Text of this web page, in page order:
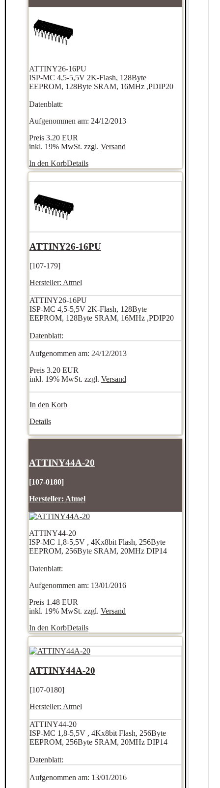
ATTINY26-16PU
ISP-MC 4,5-5,5V 2K-Flash, 128Byte
EEPROM, 128Byte SRAM, 16MHz ,PDIP20
Datenblatt:
Aufgenommen am: 24/12/2013
Preis 3.20 EUR
inkl. 19% MwSt. zzgl. Versand
In den KorbDetails
ATTINY26-16PU
[107-179]
Hersteller: Atmel
ATTINY26-16PU
ISP-MC 4,5-5,5V 2K-Flash, 128Byte
EEPROM, 128Byte SRAM, 16MHz ,PDIP20
Datenblatt:
Aufgenommen am: 24/12/2013
Preis 3.20 EUR
inkl. 19% MwSt. zzgl. Versand
In den Korb
Details
ATTINY44A-20
[107-0180]
Hersteller: Atmel
ATTINY44-20
ISP-MC 1,8-5,5V , 4Kx8bit Flash, 256Byte
EEPROM, 256Byte SRAM, 20MHz DIP14
Datenblatt:
Aufgenommen am: 13/01/2016
Preis 1.48 EUR
inkl. 19% MwSt. zzgl. Versand
In den KorbDetails
ATTINY44A-20
[107-0180]
Hersteller: Atmel
ATTINY44-20
ISP-MC 1,8-5,5V , 4Kx8bit Flash, 256Byte
EEPROM, 256Byte SRAM, 20MHz DIP14
Datenblatt:
Aufgenommen am: 13/01/2016